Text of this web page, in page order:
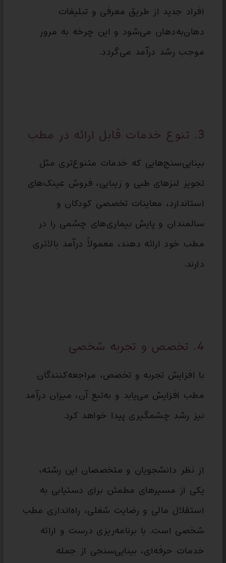
افراد جدید از طریق معرفی و تبلیغات
دهان‌به‌دهان می‌شود و این چرخه به مرور
موجب رشد درآمد می‌گردد.
3. تنوع خدمات قابل ارائه در مطب
بینایی‌سنج‌هایی که خدمات متنوع‌تری مثل
تجویز لنزهای طبی و زیبایی، فروش عینک‌های
استاندارد، معاینات تخصصی کودکان و
سالمندان و پایش بیماری‌های چشمی را در
مطب خود ارائه دهند، معمولاً درآمد بالاتری
دارند.
4. تخصص و تجربه شخصی
با افزایش تجربه و تخصص، مراجعه‌کنندگان
مطب افزایش می‌یابد و به‌تبع آن، میزان درآمد
نیز رشد چشمگیری پیدا خواهد کرد.
از نظر دانشجویان و متخصصان این رشته،
یکی از مسیرهای مطمئن برای دستیابی به
استقلال مالی و رضایت شغلی، راه‌اندازی مطب
شخصی است. با برنامه‌ریزی درست و ارائه
خدمات حرفه‌ای، بینایی‌سنجی از جمله